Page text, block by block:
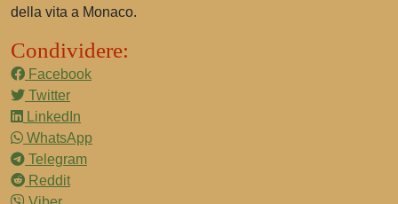
della vita a Monaco.
Condividere:
Facebook
Twitter
LinkedIn
WhatsApp
Telegram
Reddit